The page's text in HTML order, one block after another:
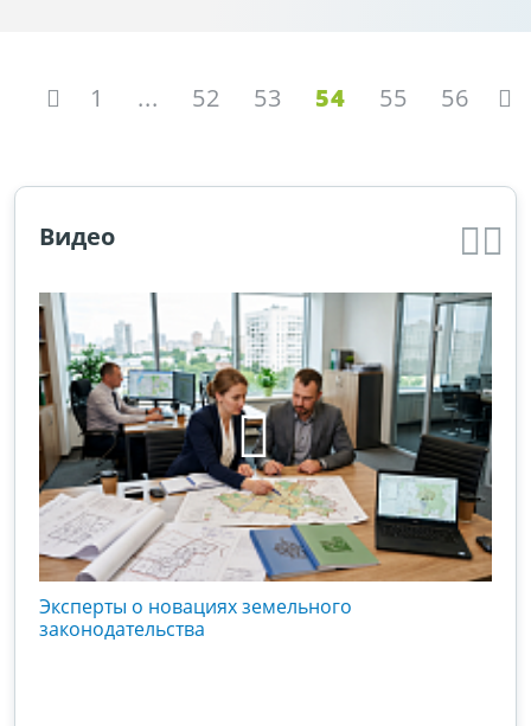
1 ... 52 53 54 55 56
Видео
Эксперты о новациях земельного
законодательства